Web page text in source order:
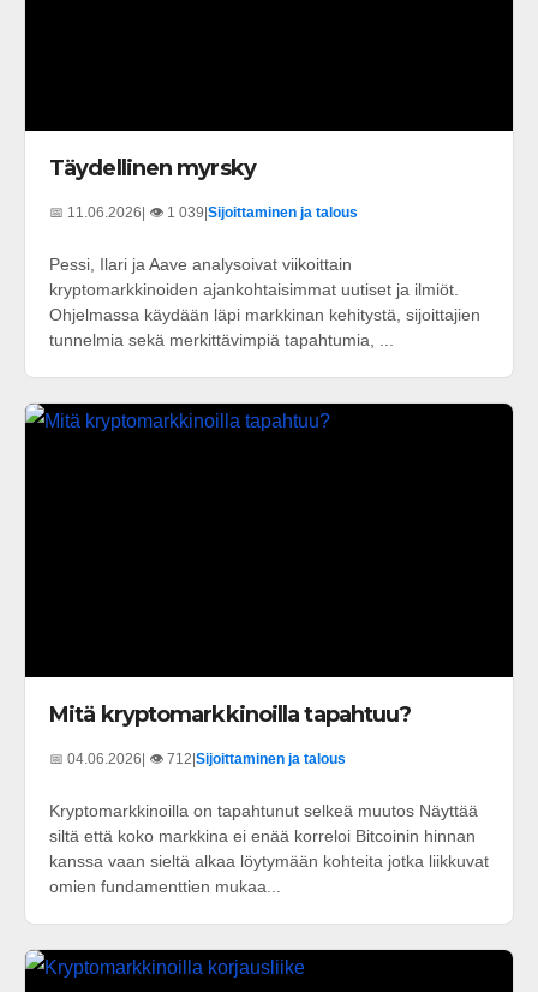
Täydellinen myrsky
📅 11.06.2026| 👁️ 1 039|Sijoittaminen ja talous
Pessi, Ilari ja Aave analysoivat viikoittain
kryptomarkkinoiden ajankohtaisimmat uutiset ja ilmiöt.
Ohjelmassa käydään läpi markkinan kehitystä, sijoittajien
tunnelmia sekä merkittävimpiä tapahtumia, ...
Mitä kryptomarkkinoilla tapahtuu?
📅 04.06.2026 | 👁️ 712 Sijoittaminen ja talous
Kryptomarkkinoilla on tapahtunut selkeä muutos Näyttää
siltä että koko markkina ei enää korreloi Bitcoinin hinnan
kanssa vaan sieltä alkaa löytymään kohteita jotka liikkuvat
omien fundamenttien mukaa...